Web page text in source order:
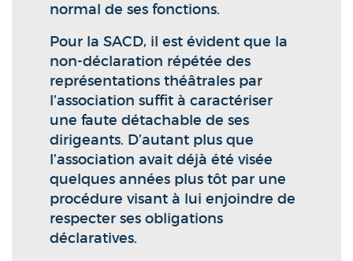
normal de ses fonctions.
Pour la SACD, il est évident que la
non-déclaration répétée des
représentations théâtrales par
l’association suffit à caractériser
une faute détachable de ses
dirigeants. D’autant plus que
l’association avait déjà été visée
quelques années plus tôt par une
procédure visant à lui enjoindre de
respecter ses obligations
déclaratives.